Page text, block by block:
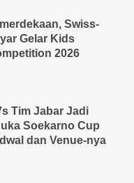
Swiss-
Gelar Kids
2026
Tim Jabar Jadi
Soekarno Cup
dan Venue-nya